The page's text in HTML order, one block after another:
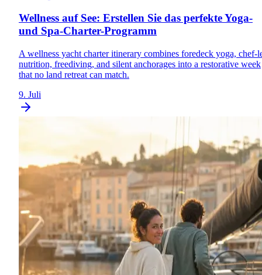
Wellness auf See: Erstellen Sie das perfekte Yoga-
und Spa-Charter-Programm
A wellness yacht charter itinerary combines foredeck yoga, chef-
nutrition, freediving, and silent anchorages into a restorative week
that no land retreat can match.
9. Juli